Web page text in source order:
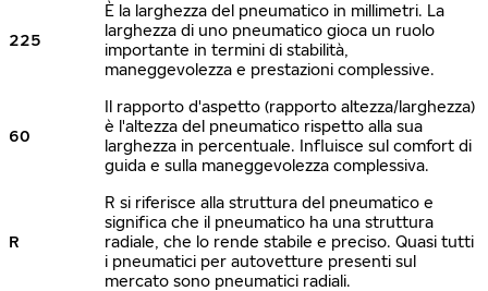
225
È la larghezza del pneumatico in millimetri. La
larghezza di uno pneumatico gioca un ruolo
importante in termini di stabilità,
maneggevolezza e prestazioni complessive.
60
Il rapporto d'aspetto (rapporto altezza/larghezza)
è l'altezza del pneumatico rispetto alla sua
larghezza in percentuale. Influisce sul comfort di
guida e sulla maneggevolezza complessiva.
R
R si riferisce alla struttura del pneumatico e
significa che il pneumatico ha una struttura
radiale, che lo rende stabile e preciso. Quasi tutti
i pneumatici per autovetture presenti sul
mercato sono pneumatici radiali.